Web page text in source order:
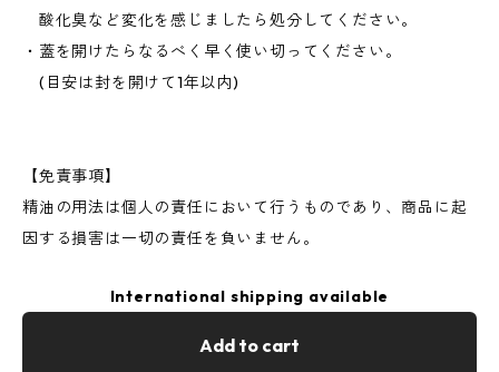
酸化臭など変化を感じましたら処分してください。
・蓋を開けたらなるべく早く使い切ってください。
(目安は封を開けて1年以内)
【免責事項】
精油の用法は個人の責任において行うものであり、商品に起
因する損害は一切の責任を負いません。
International shipping available
Add to cart